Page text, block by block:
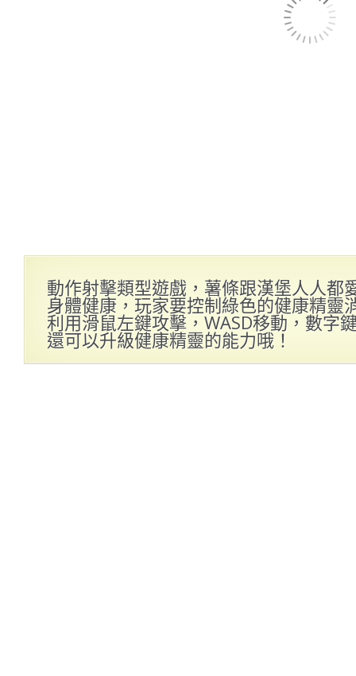
動作射擊類型遊戲，薯條跟漢堡人人都
身體健康，玩家要控制綠色的健康精靈
利用滑鼠左鍵攻擊，WASD移動，數字
還可以升級健康精靈的能力哦！